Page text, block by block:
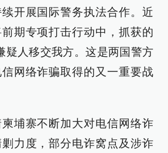
开展国际警务执法合作。近
期专项打击行动中，抓获的
疑人移交我方。这是两国警方
网络诈骗取得的又一重要战
埔寨不断加大对电信网络诈
力度，部分电诈窝点及涉诈